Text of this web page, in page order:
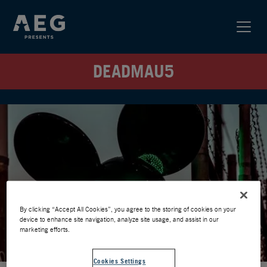
DEADMAU5
By clicking “Accept All Cookies”, you agree to the storing of cookies on your
device to enhance site navigation, analyze site usage, and assist in our
marketing efforts.
Cookies Settings